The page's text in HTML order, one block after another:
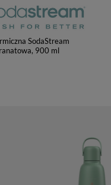
SodaStream
900 ml